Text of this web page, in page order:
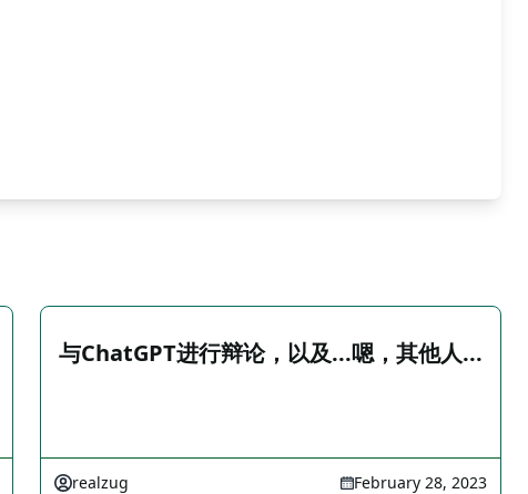
与ChatGPT进行辩论，以及...嗯，其他人...
realzug February 28, 2023